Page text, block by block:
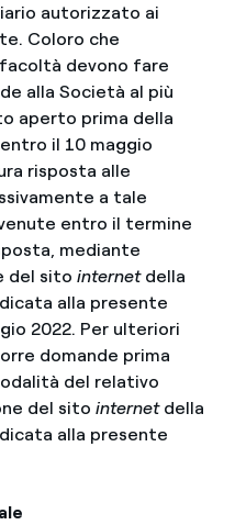
autorizzato ai
Coloro che
devono fare
alla Società al più
aperto prima della
il 10 maggio
risposta alle
a tale
entro il termine
mediante
del sito internetdella
alla presente
2022. Per ulteriori
domande prima
del relativo
del sito internetdella
alla presente